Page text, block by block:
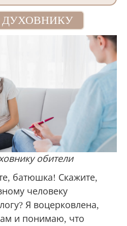
ДУХОВНИКУ
обители
батюшка! Скажите,
человеку
Я воцерковлена,
и понимаю, что